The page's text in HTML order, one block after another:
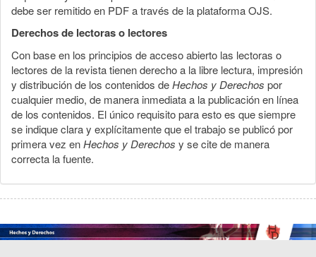
debe ser remitido en PDF a través de la plataforma OJS.
Derechos de lectoras o lectores
Con base en los principios de acceso abierto las lectoras o
lectores de la revista tienen derecho a la libre lectura, impresión
y distribución de los contenidos deHechos y Derechos por
cualquier medio, de manera inmediata a la publicación en línea
de los contenidos. El único requisito para esto es que siempre
se indique clara y explícitamente que el trabajo se publicó por
primera vez enHechos y Derechos y se cite de manera
correcta la fuente.